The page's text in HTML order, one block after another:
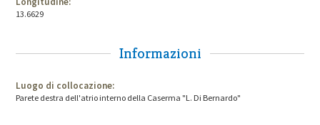
13.6629
Informazioni
Luogo di collocazione:
Parete destra dell'atrio interno della Caserma "L. Di Bernardo"